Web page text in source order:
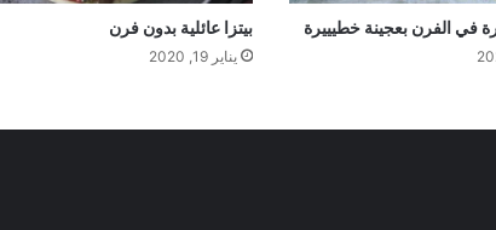
في الفرن بعجينة خطيييرة بيتزا عائلية بدون فرن
يناير 19, 2020